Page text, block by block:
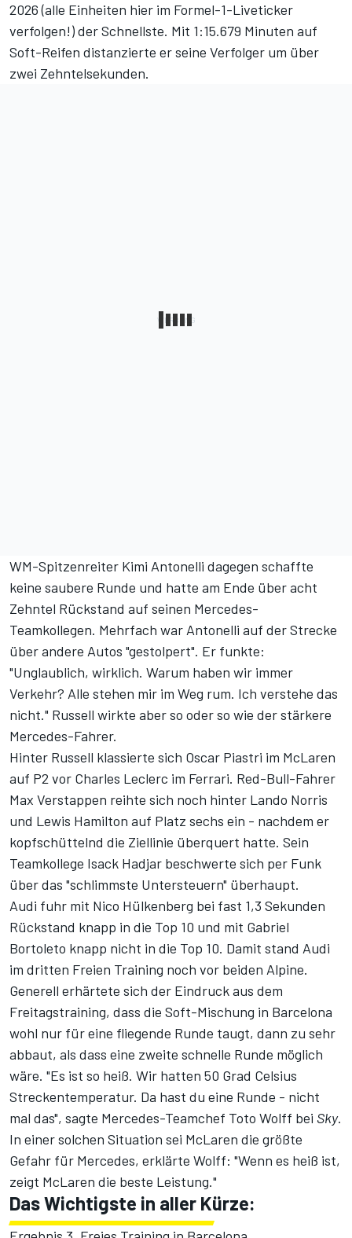
2026 (alle Einheiten hier im Formel-1-Liveticker
verfolgen!) der Schnellste. Mit 1:15.679 Minuten auf
Soft-Reifen distanzierte er seine Verfolger um über
zwei Zehntelsekunden.
WM-Spitzenreiter Kimi Antonelli dagegen schaffte
keine saubere Runde und hatte am Ende über acht
Zehntel Rückstand auf seinen Mercedes-
Teamkollegen. Mehrfach war Antonelli auf der Strecke
über andere Autos "gestolpert". Er funkte:
"Unglaublich, wirklich. Warum haben wir immer
Verkehr? Alle stehen mir im Weg rum. Ich verstehe das
nicht." Russell wirkte aber so oder so wie der stärkere
Mercedes-Fahrer.
Hinter Russell klassierte sich Oscar Piastri im McLaren
auf P2 vor Charles Leclerc im Ferrari. Red-Bull-Fahrer
Max Verstappen reihte sich noch hinter Lando Norris
und Lewis Hamilton auf Platz sechs ein - nachdem er
kopfschüttelnd die Ziellinie überquert hatte. Sein
Teamkollege Isack Hadjar beschwerte sich per Funk
über das "schlimmste Untersteuern" überhaupt.
Audi fuhr mit Nico Hülkenberg bei fast 1,3 Sekunden
Rückstand knapp in die Top 10 und mit Gabriel
Bortoleto knapp nicht in die Top 10. Damit stand Audi
im dritten Freien Training noch vor beiden Alpine.
Generell erhärtete sich der Eindruck aus dem
Freitagstraining, dass die Soft-Mischung in Barcelona
wohl nur für eine fliegende Runde taugt, dann zu sehr
abbaut, als dass eine zweite schnelle Runde möglich
wäre. "Es ist so heiß. Wir hatten 50 Grad Celsius
Streckentemperatur. Da hast du eine Runde - nicht
mal das", sagte Mercedes-Teamchef Toto Wolff bei Sky.
In einer solchen Situation sei McLaren die größte
Gefahr für Mercedes, erklärte Wolff: "Wenn es heiß ist,
zeigt McLaren die beste Leistung."
Das Wichtigste in aller Kürze: